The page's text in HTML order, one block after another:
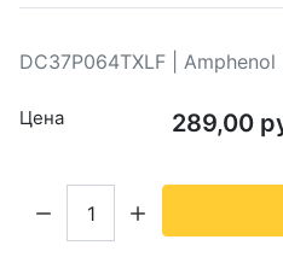
DC37P064TXLF |
Цена 289,00